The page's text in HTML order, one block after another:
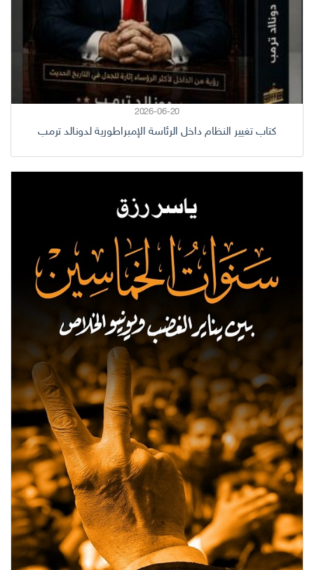
2026-06-20
كتاب تغيير النظام داخل الرئاسة الإمبراطورية لدونالد ترمب